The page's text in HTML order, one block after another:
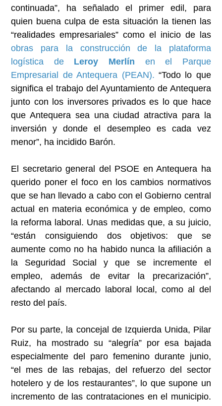
continuada”, ha señalado el primer edil, para
quien buena culpa de esta situación la tienen las
“realidades empresariales” como el inicio de las
obras para la construcción de la plataforma
logística de Leroy Merlín en el Parque
Empresarial de Antequera (PEAN). “Todo lo que
significa el trabajo del Ayuntamiento de Antequera
junto con los inversores privados es lo que hace
que Antequera sea una ciudad atractiva para la
inversión y donde el desempleo es cada vez
menor”, ha incidido Barón.
El secretario general del PSOE en Antequera ha
querido poner el foco en los cambios normativos
que se han llevado a cabo con el Gobierno central
actual en materia económica y de empleo, como
la reforma laboral. Unas medidas que, a su juicio,
“están consiguiendo dos objetivos: que se
aumente como no ha habido nunca la afiliación a
la Seguridad Social y que se incremente el
empleo, además de evitar la precarización”,
afectando al mercado laboral local, como al del
resto del país.
Por su parte, la concejal de Izquierda Unida, Pilar
Ruiz, ha mostrado su “alegría” por esa bajada
especialmente del paro femenino durante junio,
“el mes de las rebajas, del refuerzo del sector
hotelero y de los restaurantes”, lo que supone un
incremento de las contrataciones en el municipio.